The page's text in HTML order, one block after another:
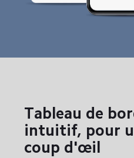
Tableau de
intuitif, pour
coup d'œil